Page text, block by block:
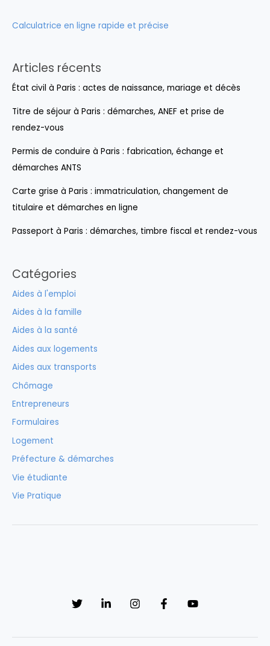
Calculatrice en ligne rapide et précise
Articles récents
État civil à Paris : actes de naissance, mariage et décès
Titre de séjour à Paris : démarches, ANEF et prise de
rendez-vous
Permis de conduire à Paris : fabrication, échange et
démarches ANTS
Carte grise à Paris : immatriculation, changement de
titulaire et démarches en ligne
Passeport à Paris : démarches, timbre fiscal et rendez-vous
Catégories
Aides à l'emploi
Aides à la famille
Aides à la santé
Aides aux logements
Aides aux transports
Chômage
Entrepreneurs
Formulaires
Logement
Préfecture & démarches
Vie étudiante
Vie Pratique